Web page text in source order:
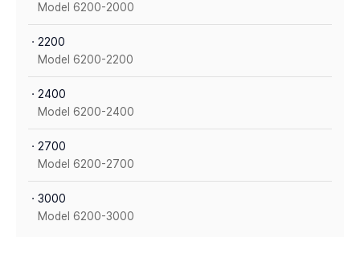
Model 6200-2000
ㆍ2200
Model 6200-2200
ㆍ2400
Model 6200-2400
ㆍ2700
Model 6200-2700
ㆍ3000
Model 6200-3000